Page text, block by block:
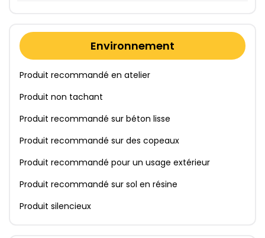
Environnement
Produit recommandé en atelier
Produit non tachant
Produit recommandé sur béton lisse
Produit recommandé sur des copeaux
Produit recommandé pour un usage extérieur
Produit recommandé sur sol en résine
Produit silencieux